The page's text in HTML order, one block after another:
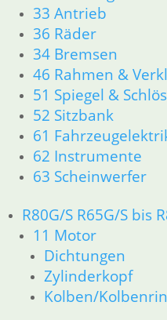
33 Antrieb
36 Räder
34 Bremsen
46 Rahmen &
51 Spiegel &
52 Sitzbank
61
62 Instrumente
63 Scheinwerfer
R80G/S R65G/S bis
11 Motor
Dichtungen
Zylinderkopf
Kolben/
51 Spiegel & Schlösser
52 Sitzbank
61 Fahrzeugelektrik
62 Instrumente
63 Scheinwerfer
R80/100 R80/100 RT
11 Motor
Dichtungen
Kolben/Kolbenringe
Zylinderkopf
13 Vergaser
16 Tank
18 Auspuff
21 Kupplung
23 Getriebe
26 Kardanwelle